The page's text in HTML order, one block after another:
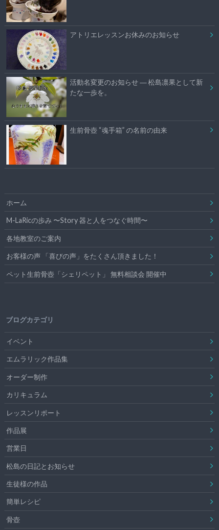
アトリエレッスンお休みのお知らせ
活動名変更のお知らせ ― 松島凛果として新
たな一歩を。
生前骨壺 “魂手箱” の名前の由来
ホーム
M-LaRicの歩み 〜Story 器と人をつなぐ時間〜
各地教室のご案内
お客様の声 「喜びの声」をたくさん頂きました！
ペット生前骨壺「シェリペット」 無料相談会 開催中
ブログカテゴリ
イベント
エムラリック作品集
オーダー制作
カリキュラム
レッスンリポート
作品展
営業日
松島の日記とお知らせ
生徒様の作品
簡単レシピ
骨壺